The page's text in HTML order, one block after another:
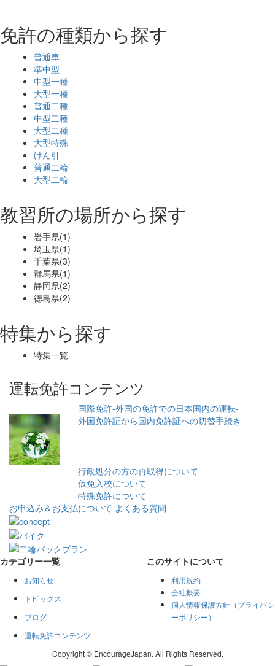
免許の種類から探す
普通車
準中型
中型一種
大型一種
普通二種
中型二種
大型二種
大型特殊
けん引
普通二輪
大型二輪
教習所の場所から探す
岩手県(1)
埼玉県(1)
千葉県(3)
群馬県(1)
静岡県(2)
徳島県(2)
特集から探す
特集一覧
運転免許コンテンツ
国際免許-外国の免許での日本国内の運転-
外国免許証から国内免許証への切替手続き
行政処分の方の再取得について
仮免入校について
特殊免許について
お申込み＆お支払について よくある質問
カテゴリー一覧
お知らせ
トピックス
ブログ
運転免許コンテンツ
このサイトについて
利用規約
会社概要
個人情報保護方針（プライバシ
ーポリシー）
Copyright © EncourageJapan. All Rights Reserved.